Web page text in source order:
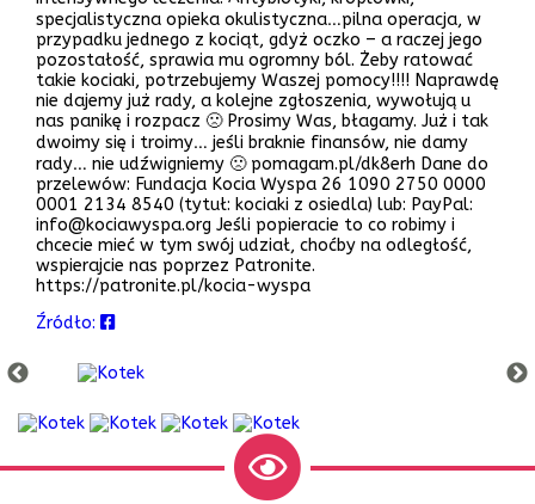
specjalistyczna opieka okulistyczna…pilna operacja, w
przypadku jednego z kociąt, gdyż oczko – a raczej jego
pozostałość, sprawia mu ogromny ból. Żeby ratować
takie kociaki, potrzebujemy Waszej pomocy!!!! Naprawdę
nie dajemy już rady, a kolejne zgłoszenia, wywołują u
nas panikę i rozpacz 🙁 Prosimy Was, błagamy. Już i tak
dwoimy się i troimy… jeśli braknie finansów, nie damy
rady… nie udźwigniemy 🙁 pomagam.pl/dk8erh Dane do
przelewów: Fundacja Kocia Wyspa 26 1090 2750 0000
0001 2134 8540 (tytuł: kociaki z osiedla) lub: PayPal:
info@kociawyspa.org Jeśli popieracie to co robimy i
chcecie mieć w tym swój udział, choćby na odległość,
wspierajcie nas poprzez Patronite.
https://patronite.pl/kocia-wyspa
Źródło: